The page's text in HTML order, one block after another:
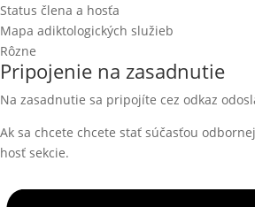
Status člena a hosťa
Mapa adiktologických služieb
Rôzne
Pripojenie na zasadnutie
Na zasadnutie sa pripojíte cez odkaz
Ak sa chcete chcete stať súčasťou
hosť sekcie.